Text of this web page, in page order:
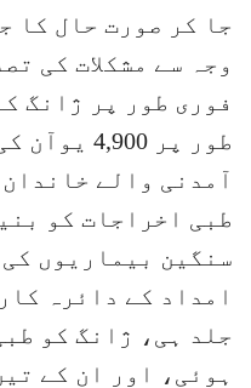
جا کر صورت حال کا
وجہ سے مشکلات کی
فوری طور پر ژانگ
طور پر
آمدنی والے
طبی اخراجات کو
سنگین بیماریوں
امداد کے دائرہ
جلد ہی، ژانگ کو
ہوئی، اور ان کے